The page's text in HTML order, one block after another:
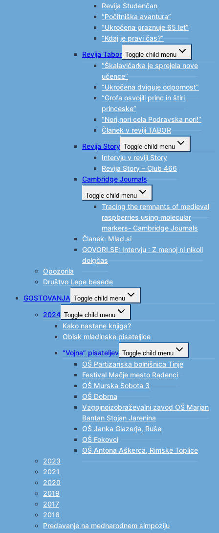
Revija Studenčan
“Počitniška avantura”
“Ukročena praznuje 65 let”
“Kdaj je pravi čas?”
Revija Tabor Toggle child menu
“Škalavičarka je sprejela nove
učence”
“Ukročena dviguje odpornost”
“Grofa osvojili princ in štiri
princeske”
“Nori,nori cela Podravska nori!”
Članek v reviji TABOR
Revija Story Toggle child menu
Intervju v reviji Story
Revija Story – Club 466
Cambridge Journals
Toggle child menu
Tracing the remnants of medieval
raspberries using molecular
markers- Cambridge Journals
Članek: Mlad.si
GOVORI.SE: Intervju : Z menoj ni nikoli
dolgčas
Opozorila
Društvo Lepe besede
GOSTOVANJA Toggle child menu
2024 Toggle child menu
Kako nastane knjiga?
Obisk mladinske pisateljice
“Vojna” pisateljev Toggle child menu
OŠ Partizanska bolnišnica Tinje
Festival Mačje mesto Radenci
OŠ Murska Sobota 3
OŠ Dobrna
Vzgojnoizobraževalni zavod OŠ Marjan
Bantan Stojan Jarenina
OŠ Janka Glazerja, Ruše
OŠ Fokovci
OŠ Antona Aškerca, Rimske Toplice
2023
2021
2020
2019
2017
2016
Predavanje na mednarodnem simpoziju